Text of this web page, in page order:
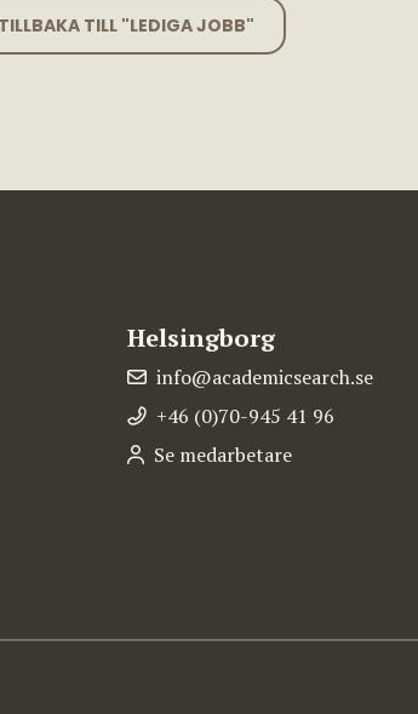
Planet Consulting
TILL "LEDIGA JOBB"
Helsingborg
info@academicsearch.se
+46 (0)70-945 41 96
Se medarbetare